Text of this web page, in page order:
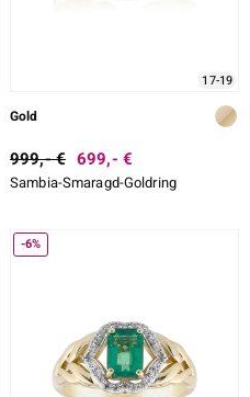
17-19
Gold
999,- € 699,- €
Sambia-Smaragd-Goldring
-6%